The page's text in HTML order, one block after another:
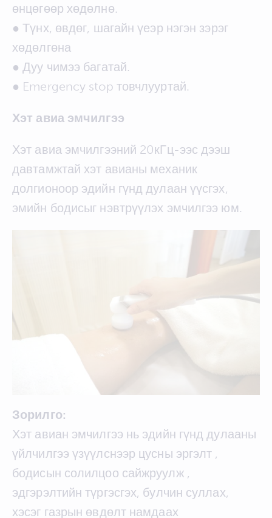
өнцөгөөр хөдөлнө.
● Түнх, өвдөг, шагайн үеэр нэгэн зэрэг
хөдөлгөна
● Дуу чимээ багатай.
● Emergency stop товчлууртай.
Хэт авиа эмчилгээ
Хэт авиа эмчилгээний 20кГц-ээс дээш
давтамжтай хэт авианы механик
долгионоор эдийн гүнд дулаан үүсгэх,
эмийн бодисыг нэвтрүүлэх эмчилгээ юм.
Зорилго:
Хэт авиан эмчилгээ нь эдийн гүнд дулааны
үйлчилгээ үзүүлснээр цусны эргэлт ,
бодисын солилцоо сайжруулж ,
эдгэрэлтийн түргэсгэх, булчин суллах,
хэсэг газрын өвдөлт намдаах